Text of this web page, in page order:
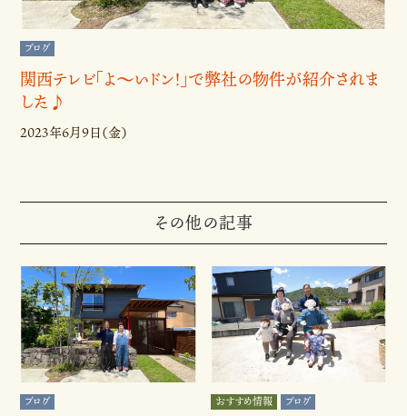
ブログ
関西テレビ「よ～いドン！」で弊社の物件が紹介されま
した♪
2023年6月9日（金）
その他の記事
ブログ おすすめ情報 ブログ